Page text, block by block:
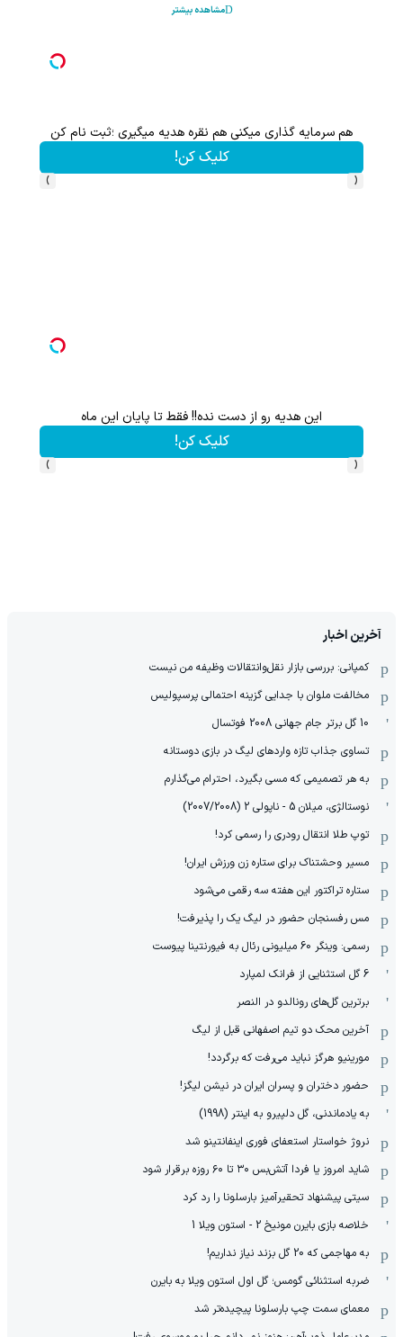
مشاهده بیشتر
هم سرمایه گذاری میکنی هم نقره هدیه میگیری ؛ثبت نام کن
کلیک کن!
‹
›
این هدیه رو از دست نده!! فقط تا پایان این ماه
کلیک کن!
‹
›
آخرین اخبار
کمپانی: بررسی بازار نقل‌وانتقالات وظیفه من نیست
مخالفت ملوان با جدایی گزینه احتمالی پرسپولیس
10 گل برتر جام جهانی 2008 فوتسال
تساوی جذاب تازه واردهای لیگ در بازی دوستانه
به هر تصمیمی که مسی بگیرد، احترام می‌گذارم
نوستالژی، میلان 5 - ناپولی 2 (2007/2008)
توپ طلا انتقال رودری را رسمی کرد!
مسیر وحشتناک برای ستاره زن ورزش ایران!
ستاره تراکتور این هفته سه رقمی می‌شود
مس رفسنجان حضور در لیگ یک را پذیرفت!
رسمی: وینگر 60 میلیونی رئال به فیورنتینا پیوست
6 گل استثنایی از فرانک لمپارد
برترین گل‌های رونالدو در النصر
آخرین محک دو تیم اصفهانی قبل از لیگ
مورینیو هرگز نباید می‌رفت که برگردد!
حضور دختران و پسران ایران در نیشن لیگز!
به یادماندنی، گل دلپیرو به اینتر (1998)
نروژ خواستار استعفای فوری اینفانتینو شد
شاید امروز یا فردا آتش‌بس ۳۰ تا ۶۰ روزه برقرار شود
سیتی پیشنهاد تحقیرآمیز بارسلونا را رد کرد
خلاصه بازی بایرن مونیخ 2 - استون ویلا 1
به مهاجمی که 20 گل بزند نیاز نداریم!
ضربه استثنائی گومس؛ گل اول استون ویلا به بایرن
معمای سمت چپ بارسلونا پیچیده‌تر شد